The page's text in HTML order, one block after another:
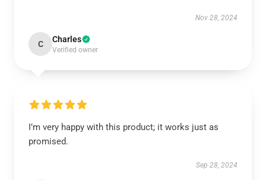
Nov 28, 2024
C Charles
Verified owner
I’m very happy with this product; it works just as
promised.
Sep 28, 2024